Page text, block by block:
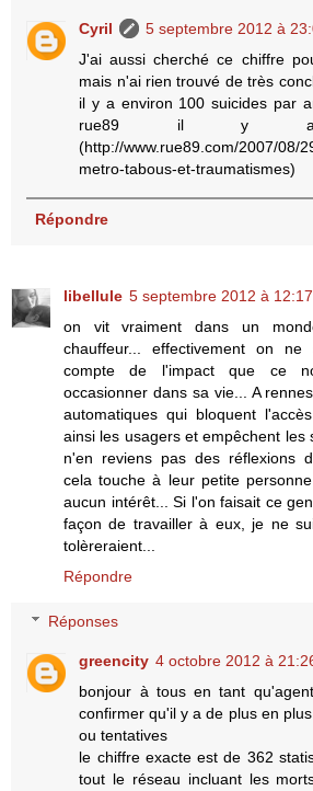
Cyril
5 septembre 2012 à
J'ai aussi cherché ce chiffre
mais n'ai rien trouvé de très
il y a environ 100 suicides par
rue89 il y
(http://www.rue89.com/2007/08/
metro-tabous-et-traumatismes)
Répondre
libellule 5 septembre 2012 à 12:17
on vit vraiment dans un
chauffeur... effectivement on
compte de l'impact que ce
occasionner dans sa vie... A
automatiques qui bloquent
ainsi les usagers et empêchent les
n'en reviens pas des réflexions
cela touche à leur petite
aucun intérêt... Si l'on faisait ce
façon de travailler à eux, je ne
tolèreraient...
Répondre
Réponses
greencity 4 octobre 2012 à
bonjour à tous en tant
confirmer qu'il y a de plus en
ou tentatives
le chiffre exacte est de 362
tout le réseau incluant les